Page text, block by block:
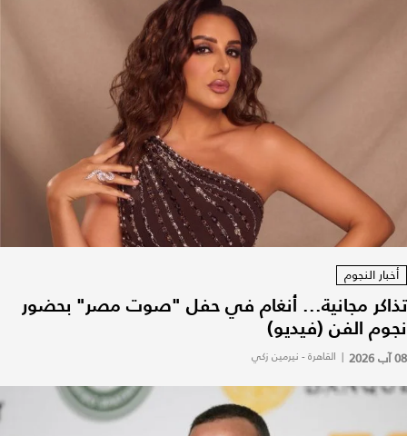
أخبار النجوم
تذاكر مجانية... أنغام في حفل "صوت مصر" بحضور
نجوم الفن (فيديو)
08 آب 2026 | القاهرة - نيرمين زكي